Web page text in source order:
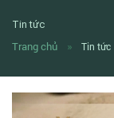
Tin tức
Trang chủ Tin tức